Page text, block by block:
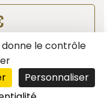
donne le contrôle
Personnaliser